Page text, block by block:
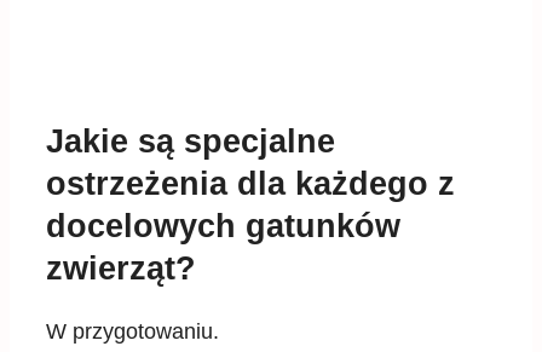
Jakie są specjalne
ostrzeżenia dla każdego z
docelowych gatunków
zwierząt?
W przygotowaniu.